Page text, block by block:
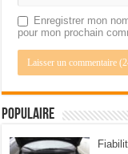
Enregistrer mon
pour mon prochain
Populaire